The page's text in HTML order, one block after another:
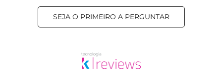
SEJA O PRIMEIRO A PERGUNTAR